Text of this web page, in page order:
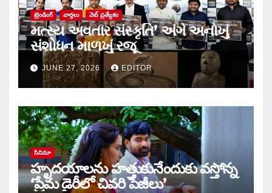
ట్రెండింగ్ వార్త‌లు వెబ్ ప్రత్యేకం
મત્સ્ય અવતાર સંસ્કૃતિ’ અંગે અનોખું
સંશોધન માળખું રજૂ
JUNE 27, 2026 EDITOR
సినిమా
హృదయాలను హత్తుకునేందుకు వస్తోన్న
‘ప్రేమ డైరీలో చివరి పేజీలు’